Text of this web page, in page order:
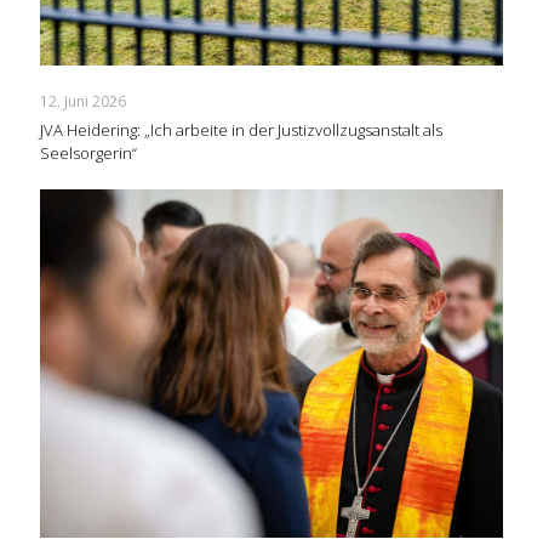
12. Juni 2026
JVA Heidering: „Ich arbeite in der Justizvollzugsanstalt als
Seelsorgerin“